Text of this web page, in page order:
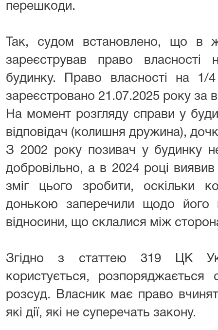
перешкоди.
Так, судом встановлено, що в
зареєстрував право
будинку. Право власності на
зареєстровано 21.07.2025 року за
На момент розгляду справи у
відповідач (колишня дружина),
З 2002 року позивач у будинку
добровільно, а в 2024році виявив
зміг цього зробити, оскільки
донькою заперечили щодо його
відносини, що склалися між
Згідно з статтею 319 ЦК
користується,
розсуд. Власник має право
які дії, які не суперечать закону.